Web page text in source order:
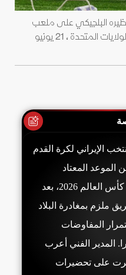
البلجيكي على ملعب
لوس أنجلوس، إنجلوود، كاليفورنيا، الولايات المتحدة ، 21 يونيو
الإيراني لكرة القدم
الموعد المعتاد
استعداداً لمباراته الأخيرة في كأس العالم 2026، بعد
ملزم بمغادرة البلاد
المفاوضات
المدير الفني أعرب
على تحضيرات